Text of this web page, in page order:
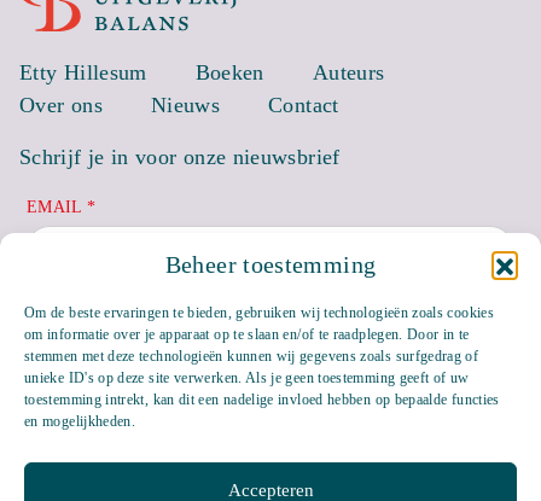
Beheer toestemming
Om de beste ervaringen te bieden, gebruiken wij technologieën zoals cookies
om informatie over je apparaat op te slaan en/of te raadplegen. Door in te
stemmen met deze technologieën kunnen wij gegevens zoals surfgedrag of
unieke ID's op deze site verwerken. Als je geen toestemming geeft of uw
toestemming intrekt, kan dit een nadelige invloed hebben op bepaalde functies
en mogelijkheden.
Accepteren
Etty Hillesum Boeken
Auteurs
Over ons
Nieuws Contact
Schrijf je in voor onze nieuwsbrief
EMAIL *